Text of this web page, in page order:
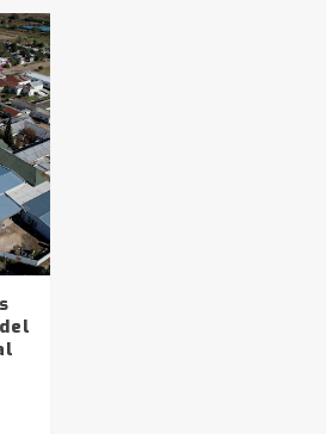
de los adolescentes
que fueron
del fatal accidente
del lunes
en Ruta 5: falleció un
Trenque Lauquen